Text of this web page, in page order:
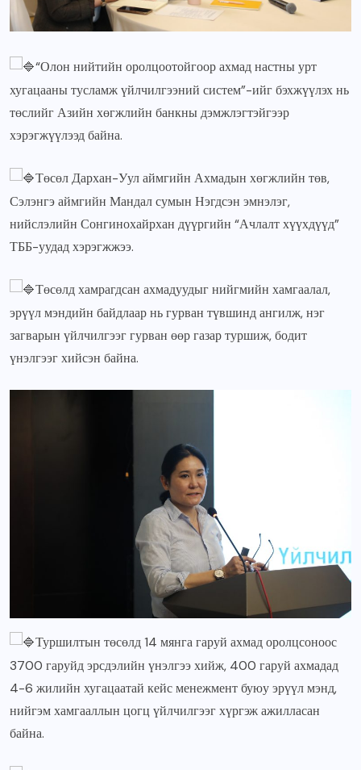
“Олон нийтийн оролцоотойгоор ахмад настны урт
хугацааны тусламж үйлчилгээний систем”-ийг бэхжүүлэх нь
төслийг Азийн хөгжлийн банкны дэмжлэгтэйгээр
хэрэгжүүлээд байна.
Төсөл Дархан-Уул аймгийн Ахмадын хөгжлийн төв,
Сэлэнгэ аймгийн Мандал сумын Нэгдсэн эмнэлэг,
нийслэлийн Сонгинохайрхан дүүргийн “Ачлалт хүүхдүүд”
ТББ-уудад хэрэгжжээ.
Төсөлд хамрагдсан ахмадуудыг нийгмийн хамгаалал,
эрүүл мэндийн байдлаар нь гурван түвшинд ангилж, нэг
загварын үйлчилгээг гурван өөр газар туршиж, бодит
үнэлгээг хийсэн байна.
Туршилтын төсөлд 14 мянга гаруй ахмад оролцсоноос
3700 гаруйд эрсдэлийн үнэлгээ хийж, 400 гаруй ахмадад
4-6 жилийн хугацаатай кейс менежмент буюу эрүүл мэнд,
нийгэм хамгааллын цогц үйлчилгээг хүргэж ажилласан
байна.